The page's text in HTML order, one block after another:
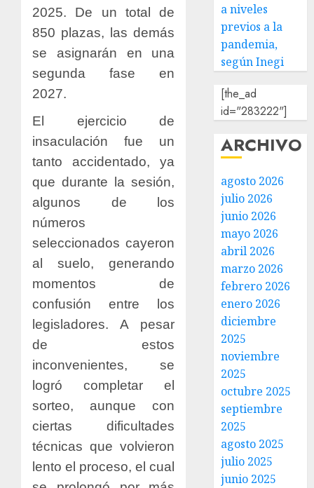
2025. De un total de
850 plazas, las demás
se asignarán en una
segunda fase en
2027.
El ejercicio de
insaculación fue un
tanto accidentado, ya
que durante la sesión,
algunos de los
números
seleccionados cayeron
al suelo, generando
momentos de
confusión entre los
legisladores. A pesar
de estos
inconvenientes, se
logró completar el
sorteo, aunque con
ciertas dificultades
técnicas que volvieron
lento el proceso, el cual
a niveles
previos a la
pandemia,
según Inegi
[the_ad
id="283222"]
ARCHIVO
agosto 2026
julio 2026
junio 2026
mayo 2026
abril 2026
marzo 2026
febrero 2026
enero 2026
diciembre
2025
noviembre
2025
octubre 2025
septiembre
2025
agosto 2025
julio 2025
junio 2025